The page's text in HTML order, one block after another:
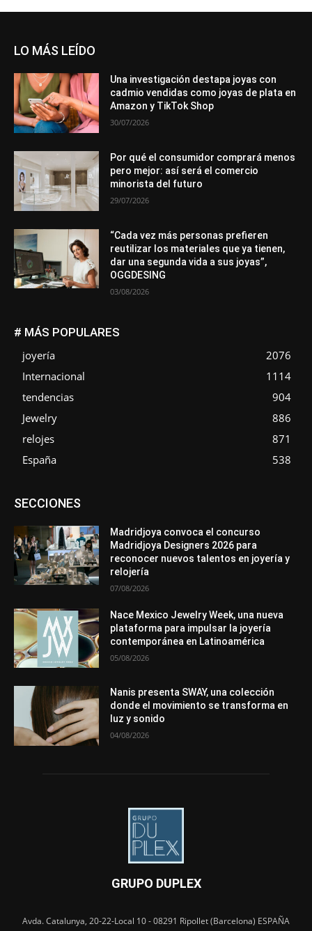
LO MÁS LEÍDO
Una investigación destapa joyas con
cadmio vendidas como joyas de plata en
Amazon y TikTok Shop
30/07/2026
Por qué el consumidor comprará menos
pero mejor: así será el comercio
minorista del futuro
29/07/2026
“Cada vez más personas prefieren
reutilizar los materiales que ya tienen,
dar una segunda vida a sus joyas”,
OGGDESING
03/08/2026
# MÁS POPULARES
joyería
2076
Internacional
1114
tendencias
904
Jewelry
886
relojes
871
España
538
SECCIONESAsociaciones
Entrevistas
Mundo Técnico
Novedades Opiniones
Perspectiva
Premios
Secciones Sin categoría
Más
Madridjoya convoca el concurso
Madridjoya Designers 2026 para
reconocer nuevos talentos en joyería y
relojería
07/08/2026
Nace Mexico Jewelry Week, una nueva
plataforma para impulsar la joyería
contemporánea en Latinoamérica
05/08/2026
Nanis presenta SWAY, una colección
donde el movimiento se transforma en
luz y sonido
04/08/2026
GRUPO DUPLEX
Avda. Catalunya, 20-22-Local 10 - 08291 Ripollet (Barcelona) ESPAÑA